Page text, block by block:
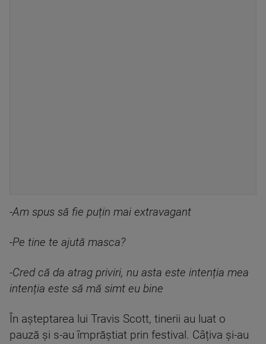
-Am spus să fie puțin mai extravagant
-Pe tine te ajută masca?
-Cred că da atrag priviri, nu asta este intenția mea
intenția este să mă simt eu bine
În așteptarea lui Travis Scott, tinerii au luat o
pauză și s-au împrăștiat prin festival. Câțiva și-au